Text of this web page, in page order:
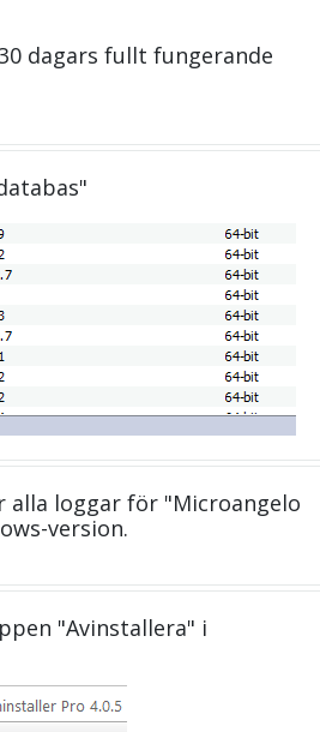
dagars fullt fungerande
alla loggar för "Microangelo
version.
"Avinstallera" i